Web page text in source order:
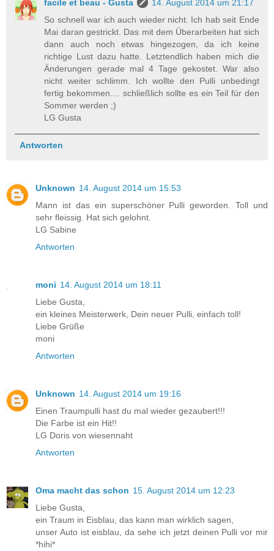
facile et beau - Gusta
14. August 2014 um 21:17
So schnell war ich auch wieder nicht. Ich hab seit Ende
Mai daran gestrickt. Das mit dem Überarbeiten hat sich
dann auch noch etwas hingezogen, da ich keine
richtige Lust dazu hatte. Letztendlich haben mich die
Änderungen gerade mal 4 Tage gekostet. War also
nicht weiter schlimm. Ich wollte den Pulli unbedingt
fertig bekommen.... schließlich sollte es ein Teil für den
Sommer werden ;)
LG Gusta
Antworten
Unknown 14. August 2014 um 15:53
Mann ist das ein superschöner Pulli geworden. Toll und
sehr fleissig. Hat sich gelohnt.
LG Sabine
Antworten
moni 14. August 2014 um 18:11
Liebe Gusta,
ein kleines Meisterwerk, Dein neuer Pulli, einfach toll!
Liebe Grüße
moni
Antworten
Unknown 14. August 2014 um 19:16
Einen Traumpulli hast du mal wieder gezaubert!!!
Die Farbe ist ein Hit!!
LG Doris von wiesennaht
Antworten
Oma macht das schon 15. August 2014 um 12:23
Liebe Gusta,
ein Traum in Eisblau, das kann man wirklich sagen,
unser Auto ist eisblau, da sehe ich jetzt deinen Pulli vor mir
*hihi*